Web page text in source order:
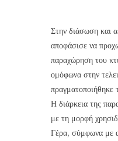
Στην διάσωση και
αποφάσισε να
παραχώρηση του
ομόφωνα στην
Η διάρκεια της
με τη μορφή
Γέρα, σύμφωνα με